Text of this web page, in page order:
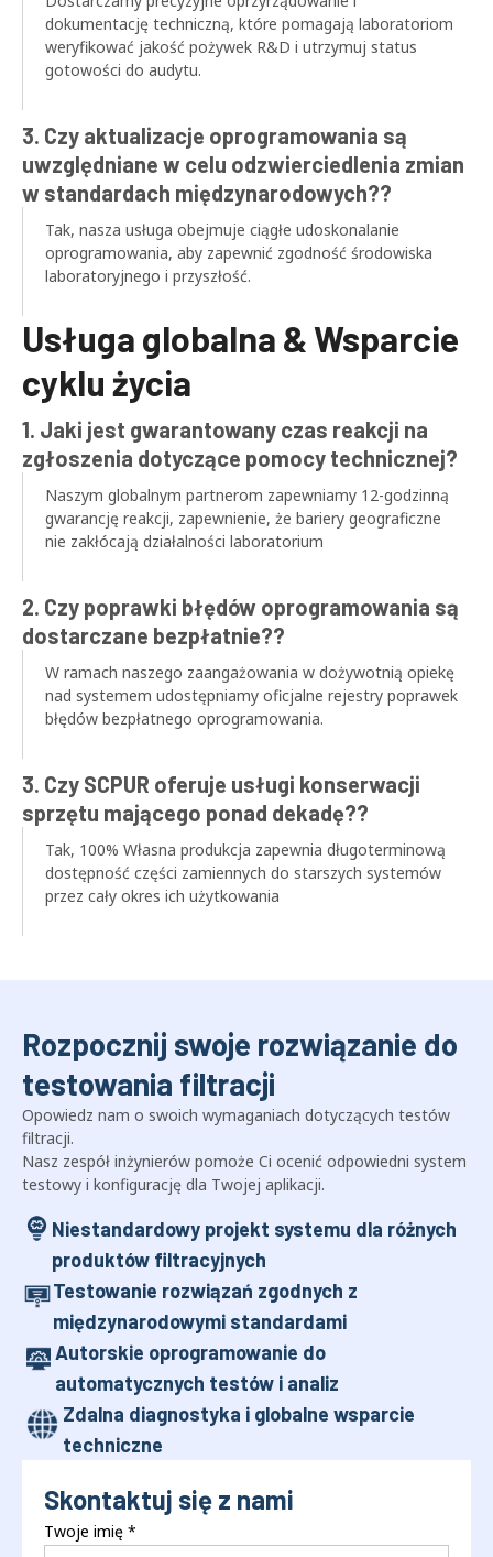
dokumentację techniczną, które pomagają laboratoriom
weryfikować jakość pożywek R&D i utrzymuj status
gotowości do audytu.
3. Czy aktualizacje oprogramowania są
uwzględniane w celu odzwierciedlenia zmian
w standardach międzynarodowych??
Tak, nasza usługa obejmuje ciągłe udoskonalanie
oprogramowania, aby zapewnić zgodność środowiska
laboratoryjnego i przyszłość.
Usługa globalna & Wsparcie
cyklu życia
1. Jaki jest gwarantowany czas reakcji na
zgłoszenia dotyczące pomocy technicznej?
Naszym globalnym partnerom zapewniamy 12-godzinną
gwarancję reakcji, zapewnienie, że bariery geograficzne
nie zakłócają działalności laboratorium
2. Czy poprawki błędów oprogramowania są
dostarczane bezpłatnie??
W ramach naszego zaangażowania w dożywotnią opiekę
nad systemem udostępniamy oficjalne rejestry poprawek
błędów bezpłatnego oprogramowania.
3. Czy SCPUR oferuje usługi konserwacji
sprzętu mającego ponad dekadę??
Tak, 100% Własna produkcja zapewnia długoterminową
dostępność części zamiennych do starszych systemów
przez cały okres ich użytkowania
Rozpocznij swoje rozwiązanie do
testowania filtracji
Opowiedz nam o swoich wymaganiach dotyczących testów
filtracji.
Nasz zespół inżynierów pomoże Ci ocenić odpowiedni system
testowy i konfigurację dla Twojej aplikacji.
Niestandardowy projekt systemu dla różnych
produktów filtracyjnych
Testowanie rozwiązań zgodnych z
międzynarodowymi standardami
Autorskie oprogramowanie do
automatycznych testów i analiz
Zdalna diagnostyka i globalne wsparcie
techniczne
Skontaktuj się z nami
Twoje imię *